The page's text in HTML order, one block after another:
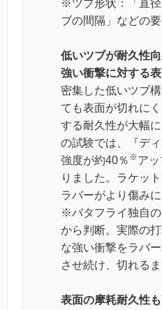
※ツブ形状：「直
ブの間隔」などの
低いツブが耐久性
強い衝撃に対する
密集した低いツブ
ても表面が切れに
する耐久性が大幅
の試験では、『デ
強度が約40％ ※ア
りました。ラケッ
ラバーがより傷み
※バタフライ独自
から判断。実際の
な強い衝撃をラバ
させ続け、切れる
表面の摩耗耐久性